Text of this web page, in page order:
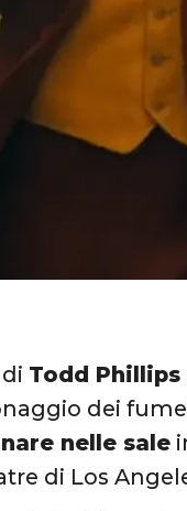
Todd Phillips
dei
nelle sale
di Los